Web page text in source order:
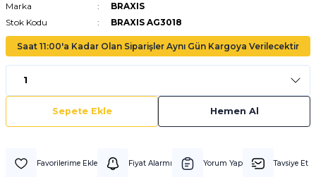
Marka
BRAXIS
Stok Kodu
BRAXIS AG3018
Saat 11:00'a Kadar Olan Siparişler Aynı Gün Kargoya Verilecektir
Sepete Ekle Hemen Al
Fiyat Alarmı Yorum Yap Tavsiye Et